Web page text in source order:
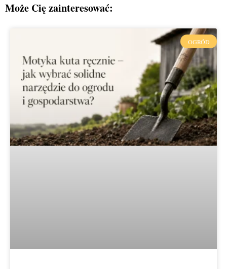
Może Cię zainteresować:
OGRÓD